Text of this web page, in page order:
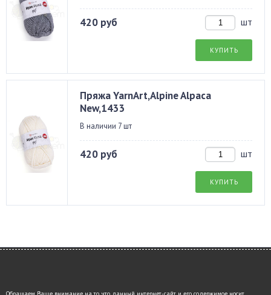
420 руб шт
КУПИТЬ
Пряжа YarnArt,Alpine Alpaca
New,1433
В наличии 7 шт
420 руб шт
КУПИТЬ